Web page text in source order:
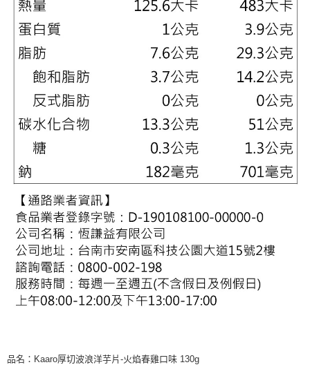
品名：Kaaro厚切波浪洋芋片-火焰春雞口味 130g